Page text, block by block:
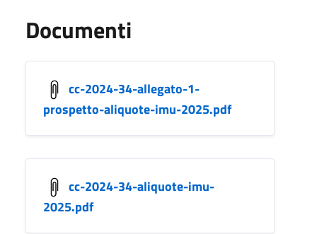
Documenti
cc-2024-34-allegato-1-
prospetto-aliquote-imu-2025.pdf
cc-2024-34-aliquote-imu-
2025.pdf